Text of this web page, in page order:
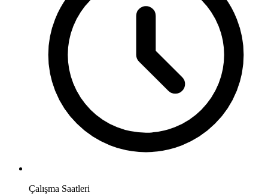
Çalışma Saatleri